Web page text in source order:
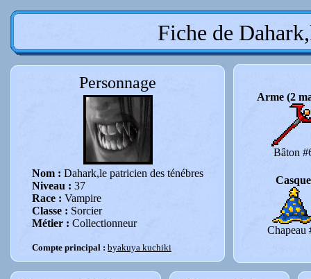
Fiche de
Personnage
Nom : Dahark,le patricien des ténébres
Niveau : 37
Race : Vampire
Classe : Sorcier
Métier : Collectionneur
Compte principal : byakuya kuchiki
Arme (2
Bâton
Casque
Chapeau